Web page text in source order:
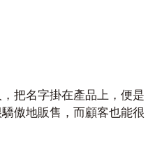
把名字掛在產品上，便是
傲地販售，而顧客也能很